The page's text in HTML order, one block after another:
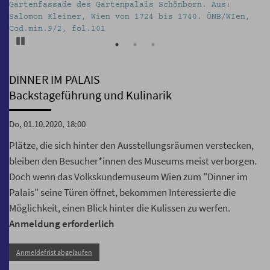
des Gartenpalais Schönborn. Aus:
Kleiner, Wien von 1724 bis 1740. ÖNB/WIen,
2, fol.101
DINNER IM PALAIS
Backstageführung und Kulinarik
Do, 01.10.2020, 18:00
Plätze, die sich hinter den Ausstellungsräumen verstecken,
bleiben den Besucher*innen des Museums meist verborgen.
Doch wenn das Volkskundemuseum Wien zum "Dinner im
Palais" seine Türen öffnet, bekommen Interessierte die
Möglichkeit, einen Blick hinter die Kulissen zu werfen.
Anmeldung erforderlich
Anmeldefrist abgelaufen